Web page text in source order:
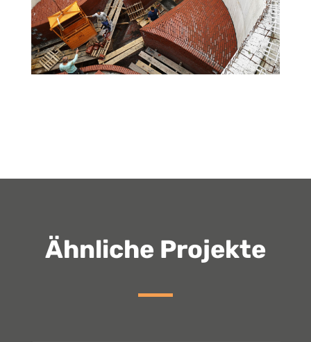
Ähnliche Projekte